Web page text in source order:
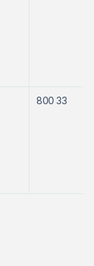
800 33